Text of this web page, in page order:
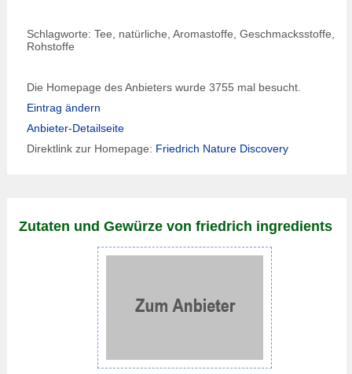
Schlagworte: Tee, natürliche, Aromastoffe, Geschmacksstoffe,
Rohstoffe
Die Homepage des Anbieters wurde 3755 mal besucht.
Eintrag ändern
Anbieter-Detailseite
Direktlink zur Homepage: Friedrich Nature Discovery
Zutaten und Gewürze von friedrich ingredients